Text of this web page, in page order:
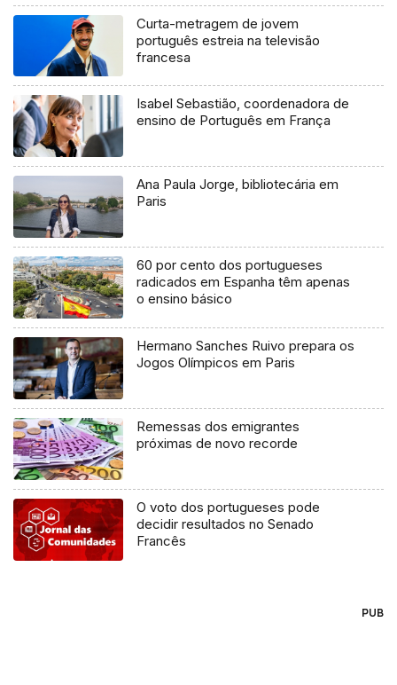
Curta-metragem de jovem
português estreia na televisão
francesa
Isabel Sebastião, coordenadora de
ensino de Português em França
Ana Paula Jorge, bibliotecária em
Paris
60 por cento dos portugueses
radicados em Espanha têm apenas
o ensino básico
Hermano Sanches Ruivo prepara os
Jogos Olímpicos em Paris
Remessas dos emigrantes
próximas de novo recorde
O voto dos portugueses pode
decidir resultados no Senado
Francês
PUB